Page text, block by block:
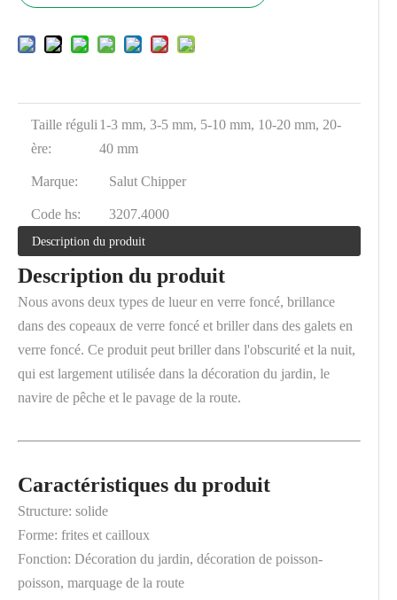
Taille réguli
ère:
1-3 mm, 3-5 mm, 5-10 mm, 10-20 mm, 20-
40 mm
Marque: Salut Chipper
Code hs: 3207.4000
Description du produit
Description du produit
Nous avons deux types de lueur en verre foncé, brillance
dans des copeaux de verre foncé et briller dans des galets en
verre foncé. Ce produit peut briller dans l'obscurité et la nuit,
qui est largement utilisée dans la décoration du jardin, le
navire de pêche et le pavage de la route.
Caractéristiques du produit
Structure: solide
Forme: frites et cailloux
Fonction: Décoration du jardin, décoration de poisson-
poisson, marquage de la route